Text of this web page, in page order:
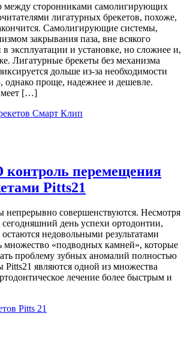
между сторонниками самолигирующих
лигатурных брекетов, похоже,
Самолигирующие системы,
закрывания паза, вне всякого
эксплуатации и установке, но сложнее и,
Лигатурные брекеты без механизма
дольше из-за необходимости
однако проще, надежнее и дешевле.
[…]
Смарт Клип
перемещения
Pitts21
непрерывно совершенствуются. Несмотря
день успехи ортодонтии,
недовольными результатами
множество «подводных камней», которые
проблему зубных аномалий полностью
Pitts21 являются одной из множества
лечение более быстрым и
Pitts 21